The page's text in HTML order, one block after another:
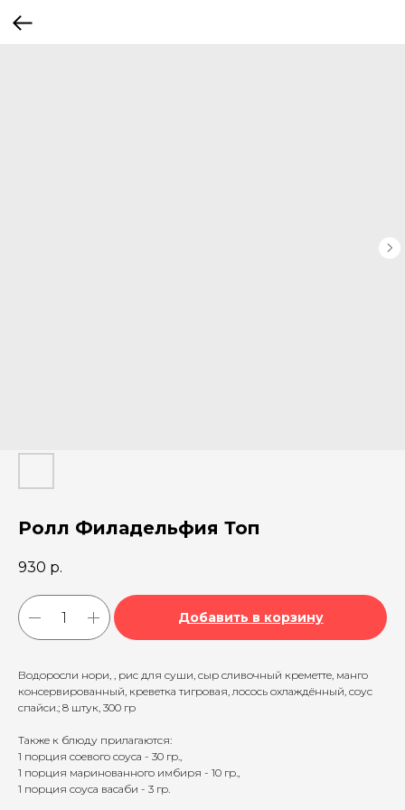
Ролл Филадельфия Топ
930 р.
Добавить в корзину
Водоросли нори, , рис для суши, сыр сливочный креметте, манго
консервированный, креветка тигровая, лосось охлаждённый, соус
спайси.; 8 штук, 300 гр
Также к блюду прилагаются:
1 порция соевого соуса - 30 гр.,
1 порция маринованного имбиря - 10 гр.,
1 порция соуса васаби - 3 гр.